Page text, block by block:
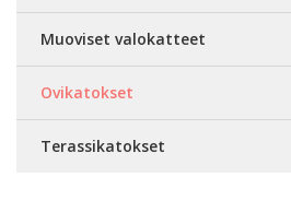
Muoviset valokatteet
Ovikatokset
Terassikatokset